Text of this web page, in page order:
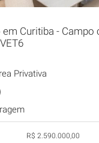
Curitiba - Campo
Privativa
R$ 2.590.000,00